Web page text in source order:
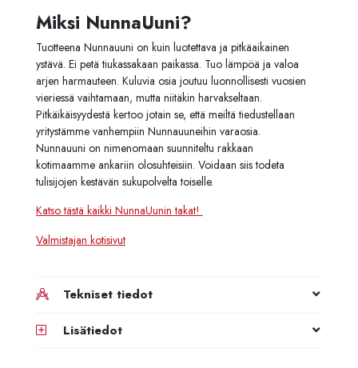
Miksi NunnaUuni?
Tuotteena Nunnauuni on kuin luotettava ja pitkäaikainen
ystävä. Ei petä tiukassakaan paikassa. Tuo lämpöä ja valoa
arjen harmauteen. Kuluvia osia joutuu luonnollisesti vuosien
vieriessä vaihtamaan, mutta niitäkin harvakseltaan.
Pitkäikäisyydestä kertoo jotain se, että meiltä tiedustellaan
yritystämme vanhempiin Nunnauuneihin varaosia.
Nunnauuni on nimenomaan suunniteltu rakkaan
kotimaamme ankariin olosuhteisiin. Voidaan siis todeta
tulisijojen kestävän sukupolvelta toiselle.
Katso tästä kaikki NunnaUunin takat!
Valmistajan kotisivut
Tekniset tiedot
Lisätiedot